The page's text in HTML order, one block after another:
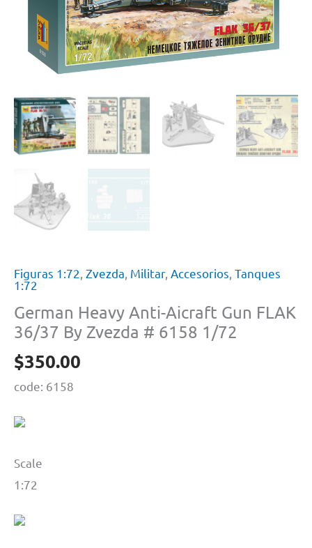
Figuras 1:72 Zvezda Militar, Accesorios Tanques
1:72
German Heavy Anti-Aicraft Gun FLAK
36/37 By Zvezda # 6158 1/72
$350.00
code: 6158
Scale
1:72